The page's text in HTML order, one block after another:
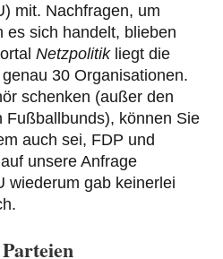
mit. Nachfragen, um
es sich handelt, blieben
Netzpolitikliegt die
30 Organisationen.
schenken (außer den
Fußballbunds), können Sie
auch sei, FDP und
unsere Anfrage
wiederum gab keinerlei